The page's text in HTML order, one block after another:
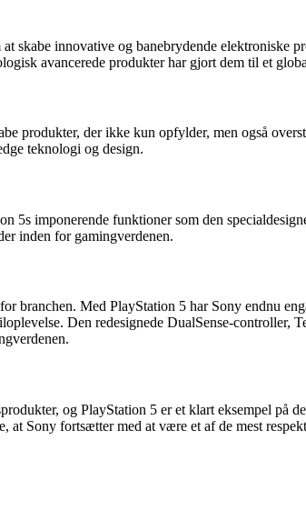
innovative og banebrydende elektroniske
avancerede produkter har gjort dem til et
produkter, der ikke kun opfylder, men også
teknologi og design.
5s imponerende funktioner som den
inden for gamingverdenen.
branchen. Med PlayStation 5 har Sony endnu
Den redesignede DualSense-controller,
og PlayStation 5 er et klart eksempel på
Sony fortsætter med at være et af de mest